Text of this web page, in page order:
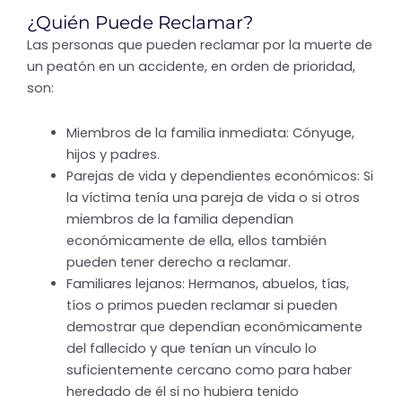
¿Quién Puede Reclamar?
Las personas que pueden reclamar por la muerte de
un peatón en un accidente, en orden de prioridad,
son:
Miembros de la familia inmediata: Cónyuge,
hijos y padres.
Parejas de vida y dependientes económicos: Si
la víctima tenía una pareja de vida o si otros
miembros de la familia dependían
económicamente de ella, ellos también
pueden tener derecho a reclamar.
Familiares lejanos: Hermanos, abuelos, tías,
tíos o primos pueden reclamar si pueden
demostrar que dependían económicamente
del fallecido y que tenían un vínculo lo
suficientemente cercano como para haber
heredado de él si no hubiera tenido